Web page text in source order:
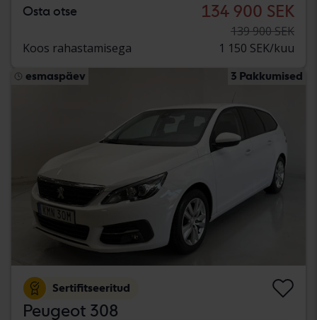
Osta otse 134 900 SEK
139 900 SEK
Koos rahastamisega
1 150 SEK/kuu
esmaspäev 3 Pakkumised
Sertifitseeritud
Peugeot 308